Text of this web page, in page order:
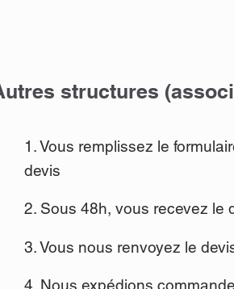
structures
1. Vous remplissez le
devis
2. Sous 48h, vous recevez le
3. Vous nous renvoyez le
4. Nous expédions